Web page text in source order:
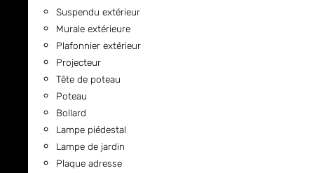
Suspendu extérieur
Murale extérieure
Plafonnier extérieur
Projecteur
Tête de poteau
Poteau
Bollard
Lampe piédestal
Lampe de jardin
Plaque adresse